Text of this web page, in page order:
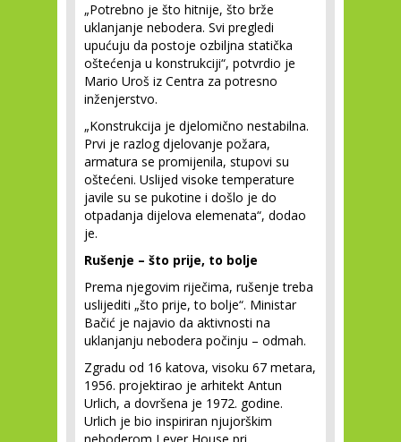
„Potrebno je što hitnije, što brže
uklanjanje nebodera. Svi pregledi
upućuju da postoje ozbiljna statička
oštećenja u konstrukciji“, potvrdio je
Mario Uroš iz Centra za potresno
inženjerstvo.
„Konstrukcija je djelomično nestabilna.
Prvi je razlog djelovanje požara,
armatura se promijenila, stupovi su
oštećeni. Uslijed visoke temperature
javile su se pukotine i došlo je do
otpadanja dijelova elemenata“, dodao
je.
Rušenje – što prije, to bolje
Prema njegovim riječima, rušenje treba
uslijediti „što prije, to bolje“. Ministar
Bačić je najavio da aktivnosti na
uklanjanju nebodera počinju – odmah.
Zgradu od 16 katova, visoku 67 metara,
1956. projektirao je arhitekt Antun
Urlich, a dovršena je 1972. godine.
Urlich je bio inspiriran njujorškim